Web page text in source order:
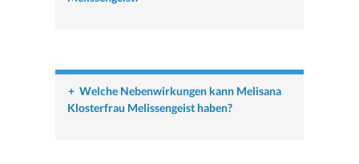
+ Welche Nebenwirkungen kann Melisana
Klosterfrau Melissengeist haben?